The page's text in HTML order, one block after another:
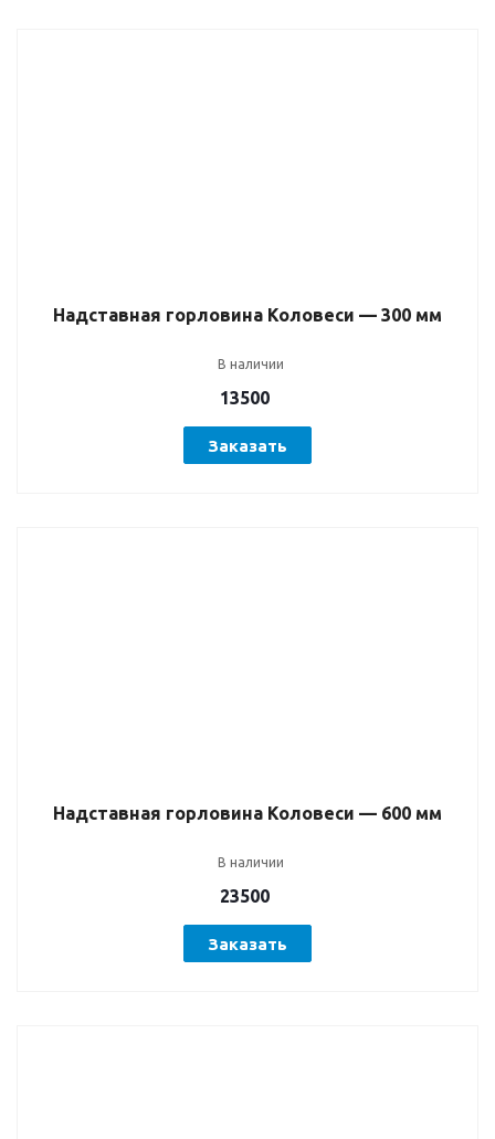
Надставная горловина Коловеси — 300 мм
В наличии
13500
Заказать
Надставная горловина Коловеси — 600 мм
В наличии
23500
Заказать